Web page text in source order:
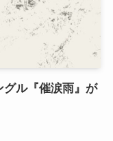
ル『催涙雨』が